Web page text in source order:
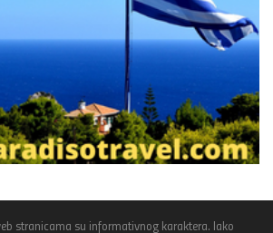
stranicama su informativnog karaktera. Iako